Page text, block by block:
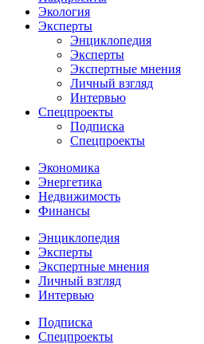
Экология
Эксперты
Энциклопедия
Эксперты
Экспертные мнения
Личный взгляд
Интервью
Спецпроекты
Подписка
Спецпроекты
Экономика
Энергетика
Недвижимость
Финансы
Энциклопедия
Эксперты
Экспертные мнения
Личный взгляд
Интервью
Подписка
Спецпроекты